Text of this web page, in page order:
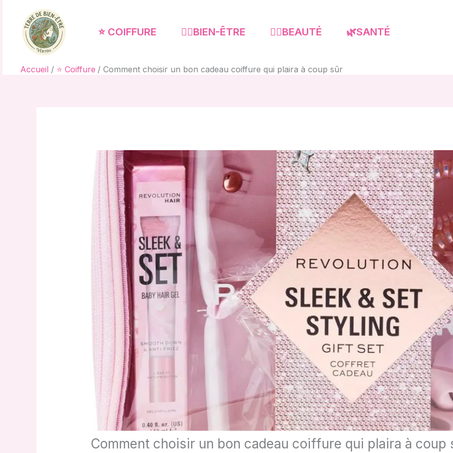
contenu
⭐ COIFFURE 🧘‍♀️BIEN-ÊTRE 💇‍♀️BEAUTÉ 🌿SANTÉ
Accueil ⭐ Coiffure Comment choisir un bon cadeau coiffure qui plaira à coup sûr
Comment choisir un bon cadeau coiffure qui plaira à coup